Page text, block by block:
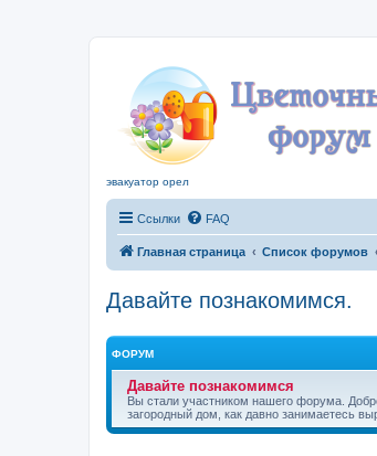
эвакуатор орел
Ссылки FAQ
Главная страница Список форумов
Давайте познакомимся.
ФОРУМ
Давайте познакомимся
Вы стали участником нашего форума.
загородный дом, как давно занимаетесь